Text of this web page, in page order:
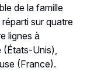
de la famille
sur quatre
lignes à
Unis),
(France).